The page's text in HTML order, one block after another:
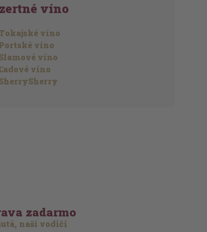
víno
víno
víno
víno
víno
zadarmo
naši vodiči